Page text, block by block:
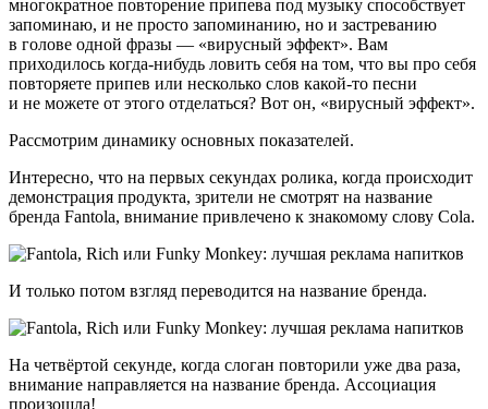
многократное повторение припева под музыку способствует
запоминаю, и не просто запоминанию, но и застреванию
в голове одной фразы — «вирусный эффект». Вам
приходилось когда-нибудь ловить себя на том, что вы про себя
повторяете припев или несколько слов какой-то песни
и не можете от этого отделаться? Вот он, «вирусный эффект».
Рассмотрим динамику основных показателей.
Интересно, что на первых секундах ролика, когда происходит
демонстрация продукта, зрители не смотрят на название
бренда Fantola, внимание привлечено к знакомому слову Сola.
И только потом взгляд переводится на название бренда.
На четвёртой секунде, когда слоган повторили уже два раза,
внимание направляется на название бренда. Ассоциация
произошла!